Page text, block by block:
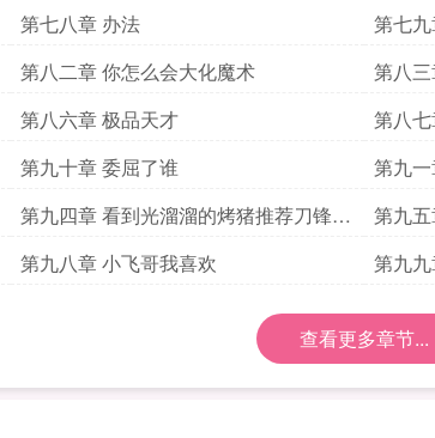
第七八章 办法 第七
第八二章 你怎么会大化魔术 第八
第八六章 极品天才 第八
第九十章 委屈了谁 第九
第九四章 看到光溜溜的烤猪推荐刀锋新
书太子
第九
第九八章 小飞哥我喜欢 第九
查看更多章节...